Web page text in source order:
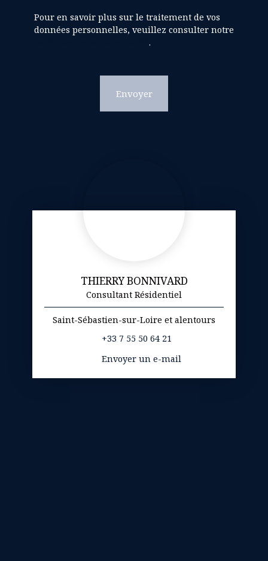
Pour en savoir plus sur le traitement de vos
données personnelles, veuillez consulter notre
.
Envoyer
THIERRY BONNIVARD
Consultant Résidentiel
Saint-Sébastien-sur-Loire et alentours
+33 7 55 50 64 21
Envoyer un e-mail